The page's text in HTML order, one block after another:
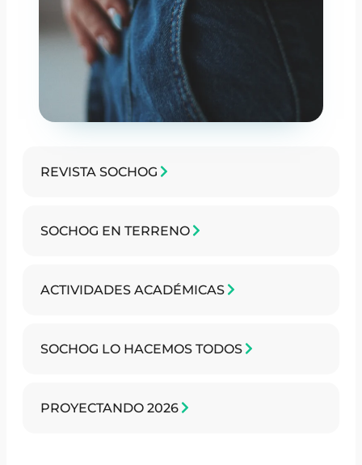
REVISTA SOCHOG
SOCHOG EN TERRENO
ACTIVIDADES ACADÉMICAS
SOCHOG LO HACEMOS TODOS
PROYECTANDO 2026